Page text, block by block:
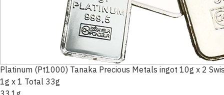
Platinum (Pt1000) Tanaka Precious Metals ingot 10g x 2
1g x 1 Total 33g